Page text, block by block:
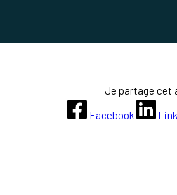
Je partage cet
Facebook